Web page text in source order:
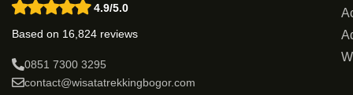
4.9/5.0
Based on 16,824 reviews
0851 7300 3295
contact@wisatatrekkingbogor.com